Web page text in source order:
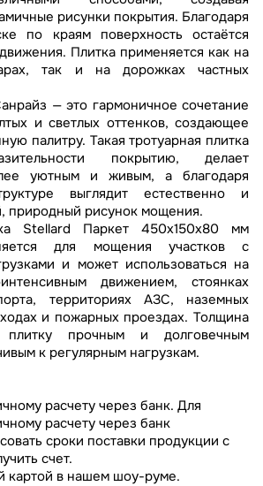
рисунки покрытия. Благодаря
по краям поверхность остаётся
Плитка применяется как на
так и на дорожках частных
— это гармоничное сочетание
и светлых оттенков, создающее
палитру. Такая тротуарная плитка
покрытию, делает
уютным и живым, а благодаря
выглядит естественно и
природный рисунок мощения.
Stellard Паркет 450x150x80 мм
для мощения участков с
и может использоваться на
движением, стоянках
территориях АЗС, наземных
и пожарных проездах. Толщина
прочным и долговечным
к регулярным нагрузкам.
расчету через банк. Для
расчету через банк
сроки поставки продукции с
счет.
картой в нашем шоу-руме.